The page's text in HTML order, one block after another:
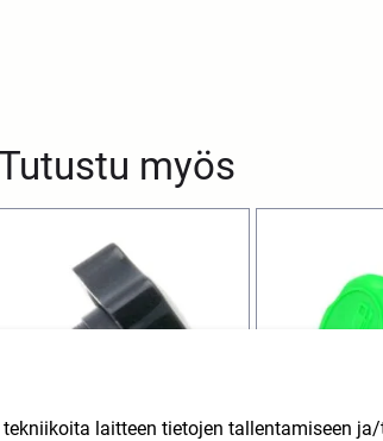
myös
laitteen tietojen tallentamiseen